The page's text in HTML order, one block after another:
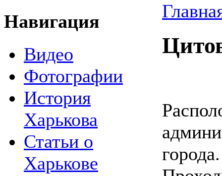
Навигация
Видео
Фотографии
История
Харькова
Статьи о
Харькове
города.